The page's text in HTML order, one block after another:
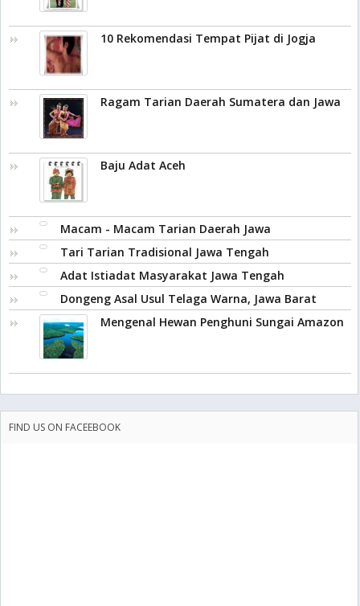
10 Rekomendasi Tempat Pijat di Jogja
Ragam Tarian Daerah Sumatera dan Jawa
Baju Adat Aceh
Macam - Macam Tarian Daerah Jawa
Tari Tarian Tradisional Jawa Tengah
Adat Istiadat Masyarakat Jawa Tengah
Dongeng Asal Usul Telaga Warna, Jawa Barat
Mengenal Hewan Penghuni Sungai Amazon
FIND US ON FACEEBOOK